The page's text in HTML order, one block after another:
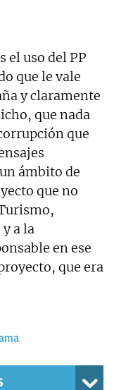
el uso del PP
que le vale
y claramente
que nada
que
ámbito de
que no
a la
en ese
que era